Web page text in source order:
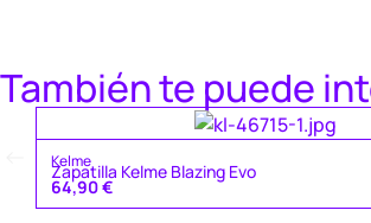
También te puede
Kelme
Zapatilla Kelme Blazing Evo
64,90€